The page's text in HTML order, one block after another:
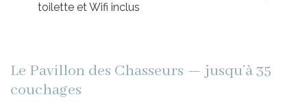
toilette et Wifi inclus
Le Pavillon des Chasseurs — jusqu’à 35
couchages